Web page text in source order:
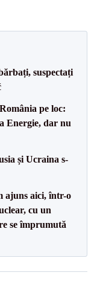
suspectați
pe loc:
Energie, dar nu
și Ucraina s-
ajuns aici, într-o
cu un
se împrumută